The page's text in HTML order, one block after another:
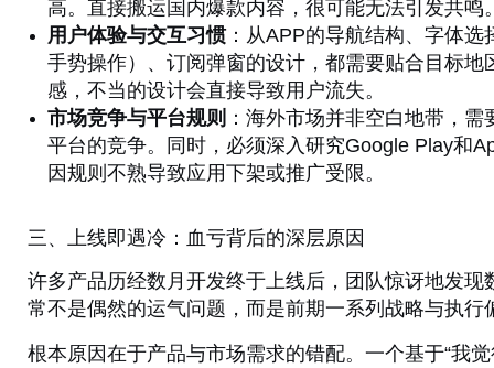
高。直接搬运国内爆款内容，很可能无法引发共鸣
用户体验与交互习惯：从APP的导航结构、字体选
手势操作）、订阅弹窗的设计，都需要贴合目标
感，不当的设计会直接导致用户流失。
市场竞争与平台规则 ：海外市场并非空白地带，
平台的竞争。同时，必须深入研究Google Play和
因规则不熟导致应用下架或推广受限。
三、上线即遇冷：血亏背后的深层原因
许多产品历经数月开发终于上线后，团队惊讶地发
常不是偶然的运气问题，而是前期一系列战略与执行
根本原因在于产品与市场需求的错配。一个基于“我